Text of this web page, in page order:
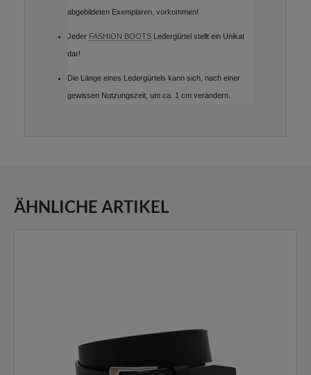
abgebildeten Exemplaren, vorkommen!
Jeder FASHION BOOTS Ledergürtel stellt ein Unikat
dar!
Die Länge eines Ledergürtels kann sich, nach einer
gewissen Nutzungszeit, um ca. 1 cm verändern.
ÄHNLICHE ARTIKEL